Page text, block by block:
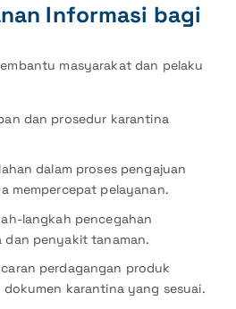
Informasi bagi
masyarakat dan pelaku
dan prosedur karantina
dalam proses pengajuan
mempercepat pelayanan.
langkah pencegahan
dan penyakit tanaman.
perdagangan produk
karantina yang sesuai.